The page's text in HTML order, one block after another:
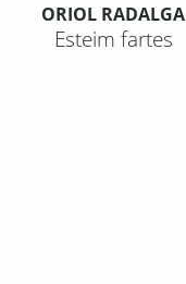
ORIOL RADALGA
Esteim fartes